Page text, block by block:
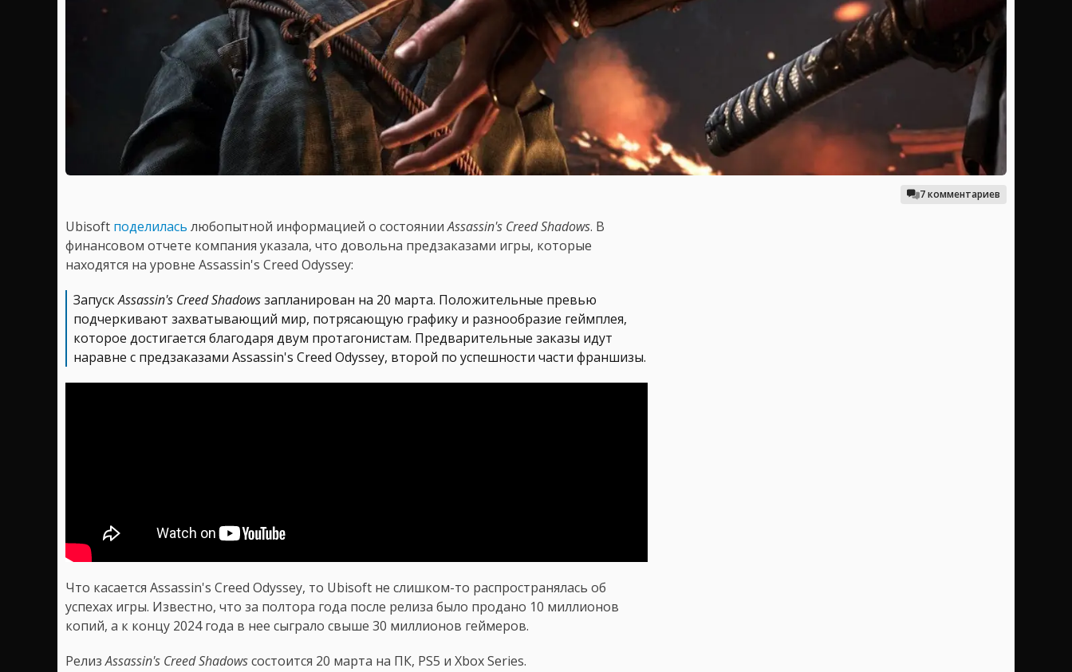
7 комментариев
Ubisoft поделилась любопытной информацией о состоянииAssassin's Creed Shadows. В
финансовом отчете компания указала, что довольна предзаказами игры, которые
находятся на уровне Assassin's Creed Odyssey:
ЗапускAssassin's Creed Shadowsзапланирован на 20 марта. Положительные превью
подчеркивают захватывающий мир, потрясающую графику и разнообразие геймплея,
которое достигается благодаря двум протагонистам. Предварительные заказы идут
наравне с предзаказами Assassin's Creed Odyssey, второй по успешности части франшизы.
Что касается Assassin's Creed Odyssey, то Ubisoft не слишком-то распространялась об
успехах игры. Известно, что за полтора года после релиза было продано 10 миллионов
копий, а к концу 2024 года в нее сыграло свыше 30 миллионов геймеров.
РелизAssassin's Creed Shadowsсостоится 20 марта на ПК, PS5 и Xbox Series.